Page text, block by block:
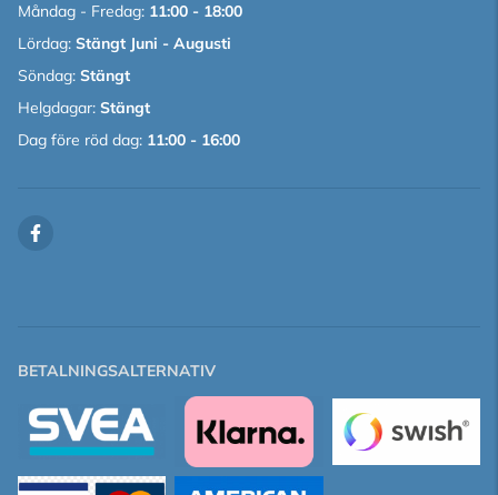
Måndag - Fredag: 11:00 - 18:00
Lördag: Stängt Juni - Augusti
Söndag: Stängt
Helgdagar: Stängt
Dag före röd dag: 11:00 - 16:00
BETALNINGSALTERNATIV